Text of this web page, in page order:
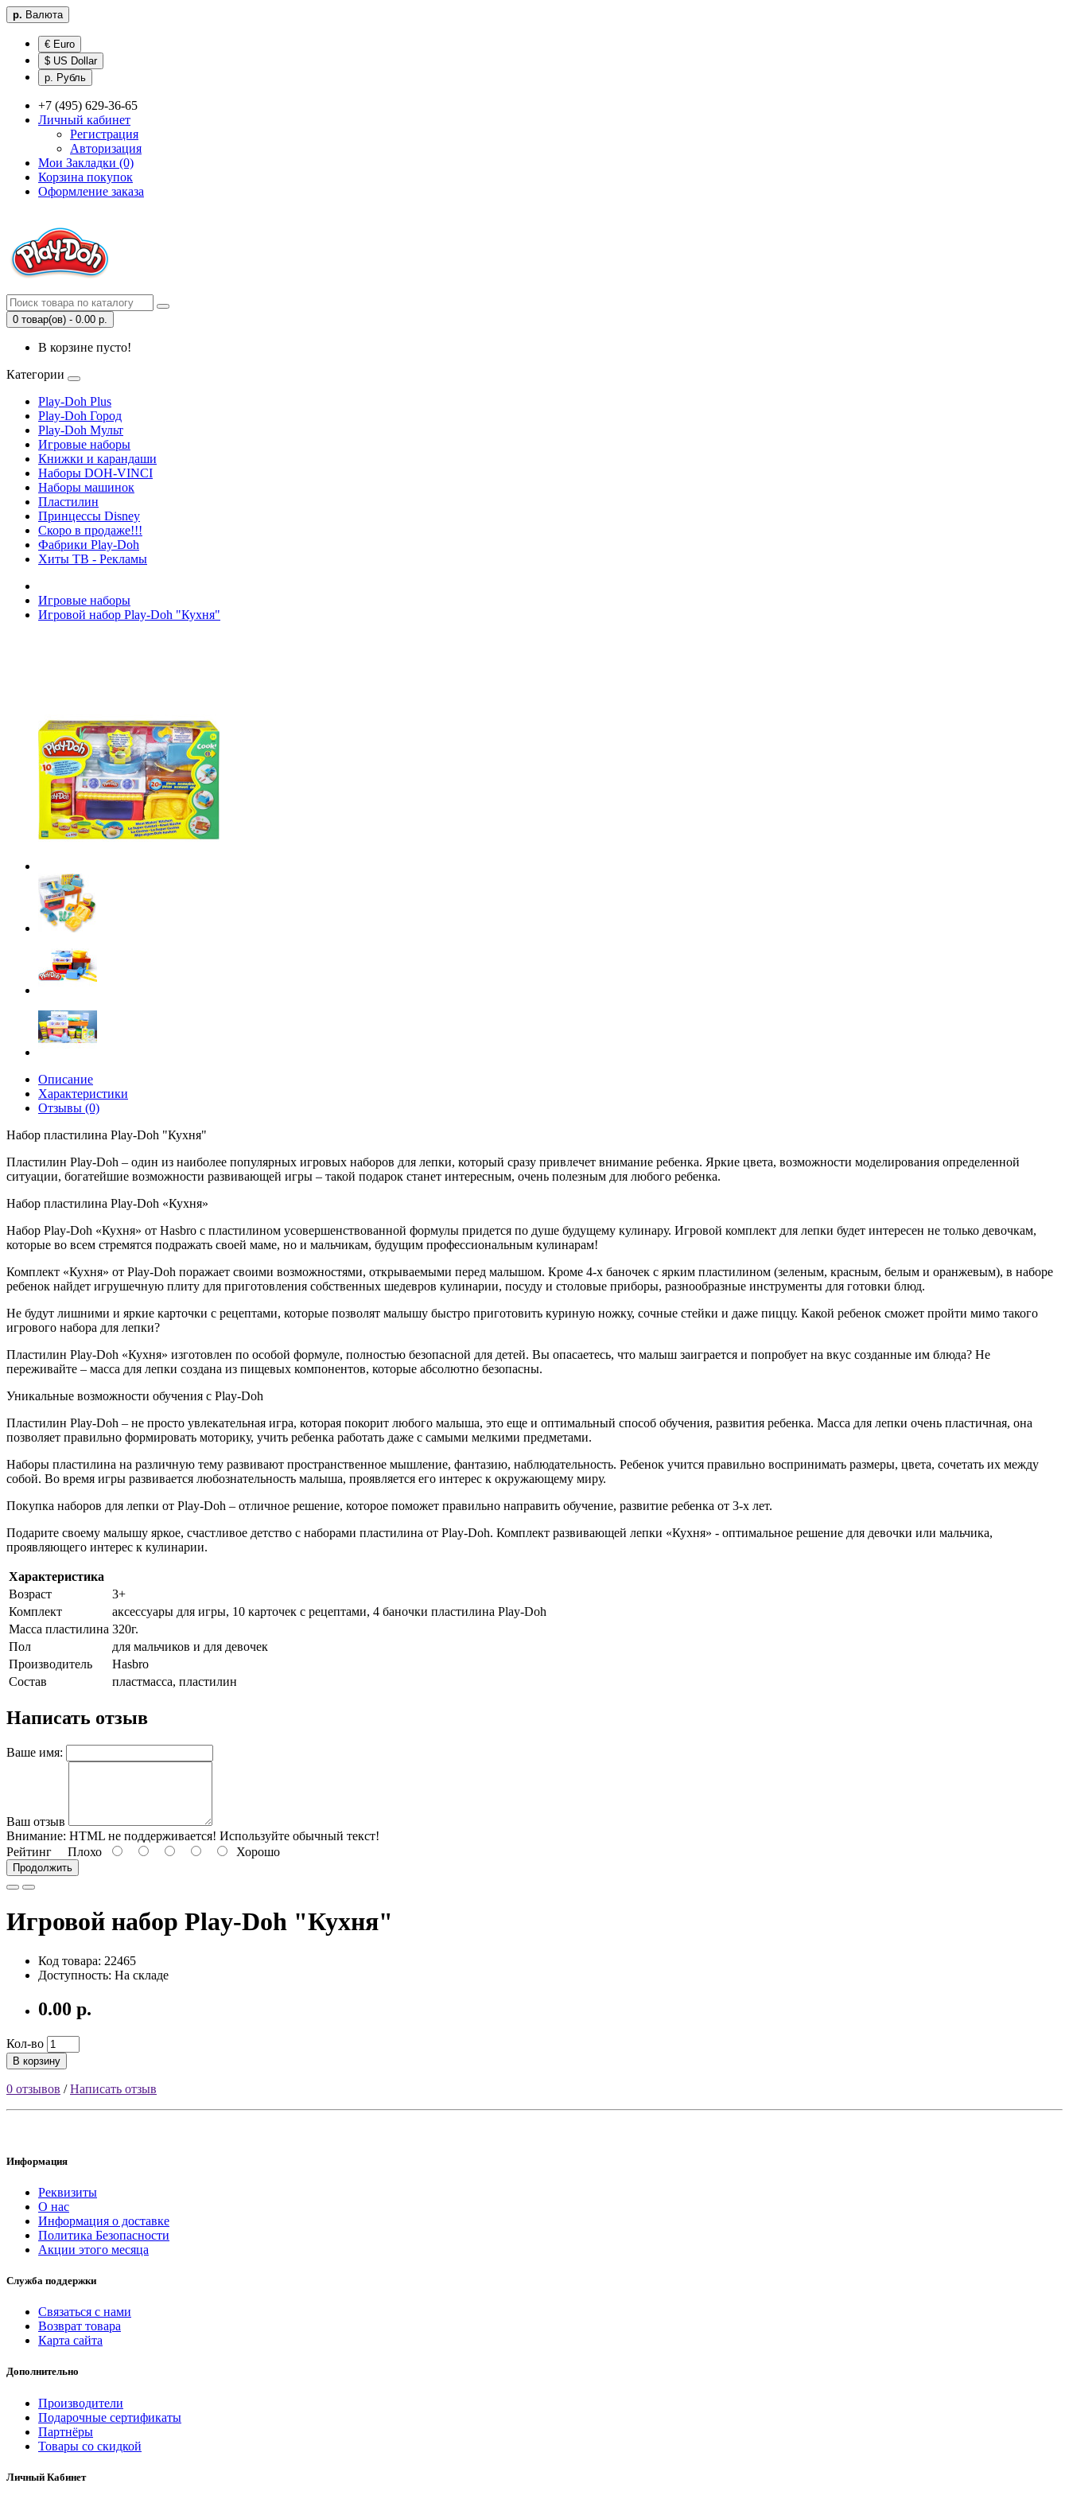
р. Валюта
€ Euro
$ US Dollar
р. Рубль
+7 (495) 629-36-65
Личный кабинет
Регистрация
Авторизация
Мои Закладки (0)
Корзина покупок
Оформление заказа
0 товар(ов) - 0.00 р.
В корзине пусто!
Категории
Play-Doh Plus
Play-Doh Город
Play-Doh Мульт
Игровые наборы
Книжки и карандаши
Наборы DOH-VINCI
Наборы машинок
Пластилин
Принцессы Disney
Скоро в продаже!!!
Фабрики Play-Doh
Хиты ТВ - Рекламы
Игровые наборы
Игровой набор Play-Doh "Кухня"
Описание
Характеристики
Отзывы (0)
Набор пластилина Play-Doh "Кухня"
Пластилин Play-Doh – один из наиболее популярных игровых наборов для лепки, который сразу привлечет внимание ребенка. Яркие цвета, возможности моделирования определенной
ситуации, богатейшие возможности развивающей игры – такой подарок станет интересным, очень полезным для любого ребенка.
Набор пластилина Play-Doh «Кухня»
Набор Play-Doh «Кухня» от Hasbro с пластилином усовершенствованной формулы придется по душе будущему кулинару. Игровой комплект для лепки будет интересен не только девочкам,
которые во всем стремятся подражать своей маме, но и мальчикам, будущим профессиональным кулинарам!
Комплект «Кухня» от Play-Doh поражает своими возможностями, открываемыми перед малышом. Кроме 4-х баночек с ярким пластилином (зеленым, красным, белым и оранжевым), в наборе
ребенок найдет игрушечную плиту для приготовления собственных шедевров кулинарии, посуду и столовые приборы, разнообразные инструменты для готовки блюд.
Не будут лишними и яркие карточки с рецептами, которые позволят малышу быстро приготовить куриную ножку, сочные стейки и даже пиццу. Какой ребенок сможет пройти мимо такого
игрового набора для лепки?
Пластилин Play-Doh «Кухня» изготовлен по особой формуле, полностью безопасной для детей. Вы опасаетесь, что малыш заиграется и попробует на вкус созданные им блюда? Не
переживайте – масса для лепки создана из пищевых компонентов, которые абсолютно безопасны.
Уникальные возможности обучения с Play-Doh
Пластилин Play-Doh – не просто увлекательная игра, которая покорит любого малыша, это еще и оптимальный способ обучения, развития ребенка. Масса для лепки очень пластичная, она
позволяет правильно формировать моторику, учить ребенка работать даже с самыми мелкими предметами.
Наборы пластилина на различную тему развивают пространственное мышление, фантазию, наблюдательность. Ребенок учится правильно воспринимать размеры, цвета, сочетать их между
собой. Во время игры развивается любознательность малыша, проявляется его интерес к окружающему миру.
Покупка наборов для лепки от Play-Doh – отличное решение, которое поможет правильно направить обучение, развитие ребенка от 3-х лет.
Подарите своему малышу яркое, счастливое детство с наборами пластилина от Play-Doh. Комплект развивающей лепки «Кухня» - оптимальное решение для девочки или мальчика,
проявляющего интерес к кулинарии.
Характеристика
Возраст
3+
Комплект
аксессуары для игры, 10 карточек с рецептами, 4 баночки пластилина Play-Doh
Масса пластилина 320г.
Пол
для мальчиков и для девочек
Производитель
Hasbro
Состав
пластмасса, пластилин
Написать отзыв
Ваше имя:
Ваш отзыв
Внимание: HTML не поддерживается! Используйте обычный текст!
Рейтинг Плохо Хорошо
Продолжить
Игровой набор Play-Doh "Кухня"
Код товара: 22465
Доступность: На складе
0.00 р.
Кол-во
В корзину
0 отзывов /Написать отзыв
Информация
Реквизиты
О нас
Информация о доставке
Политика Безопасности
Акции этого месяца
Служба поддержки
Связаться с нами
Возврат товара
Карта сайта
Дополнительно
Производители
Подарочные сертификаты
Партнёры
Товары со скидкой
Личный Кабинет